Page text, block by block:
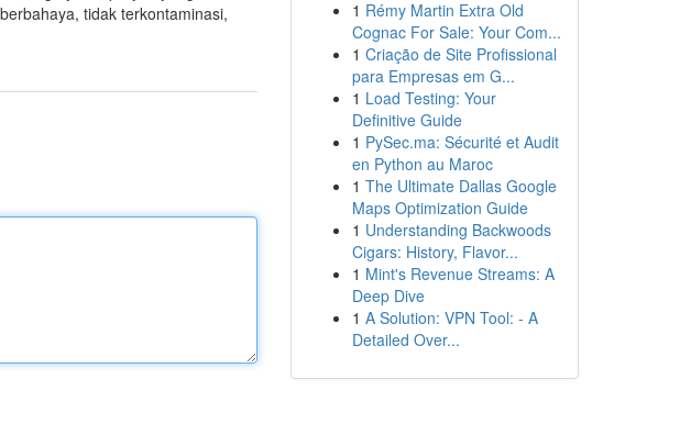
tidak terkontaminasi,
1 Rémy Martin Extra Old
Cognac For Sale: Your Com...
1 Criação de Site Profissional
para Empresas em G...
1 Load Testing: Your
Definitive Guide
1 PySec.ma: Sécurité et Audit
en Python au Maroc
1 The Ultimate Dallas Google
Maps Optimization Guide
1 Understanding Backwoods
Cigars: History, Flavor...
1 Mint's Revenue Streams: A
Deep Dive
1 A Solution: VPN Tool: - A
Detailed Over...